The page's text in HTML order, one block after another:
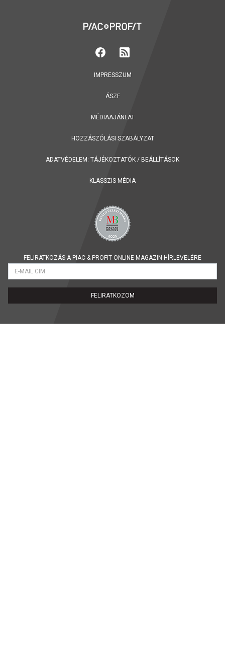
IMPRESSZUM
ÁSZF
MÉDIAAJÁNLAT
HOZZÁSZÓLÁSI SZABÁLYZAT
ADATVÉDELEM: TÁJÉKOZTATÓK / BEÁLLÍTÁSOK
KLASSZIS MÉDIA
FELIRATKOZÁS A PIAC & PROFIT ONLINE MAGAZIN HÍRLEVELÉRE
FELIRATKOZOM